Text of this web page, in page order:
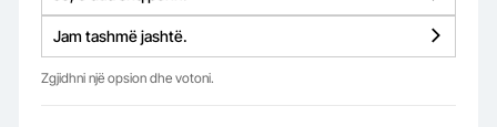
Jam tashmë jashtë.
Zgjidhni një opsion dhe votoni.